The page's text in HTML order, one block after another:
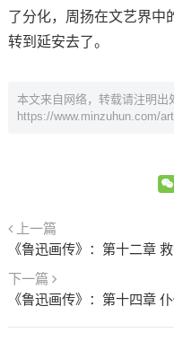
了分化，周扬在文艺界中
转到延安去了。
本文来自网络，转载请注明出
https://www.minzuhun.com/
上一篇
《鲁迅画传》：第十二章
下一篇
《鲁迅画传》：第十四章 仆